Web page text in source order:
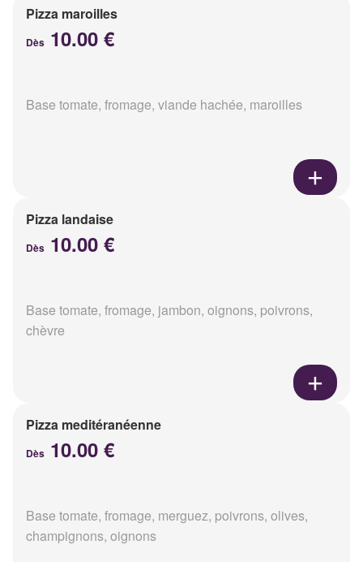
Pizza maroilles
Dès 10.00 €
Base tomate, fromage, viande hachée, maroilles
Pizza landaise
Dès 10.00 €
Base tomate, fromage, jambon, oignons, poivrons,
chèvre
Pizza meditéranéenne
Dès 10.00 €
Base tomate, fromage, merguez, poivrons, olives,
champignons, oignons